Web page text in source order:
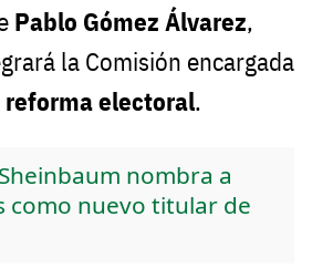
Pablo Gómez Álvarez,
la Comisión encargada
reforma electoral.
nombra a
como nuevo titular de